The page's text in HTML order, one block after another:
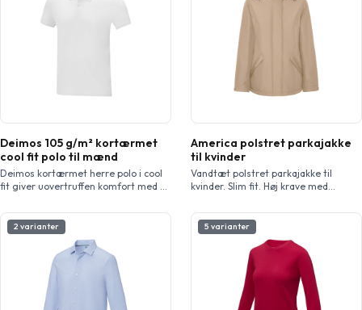
Deimos 105 g/m² kortærmet
cool fit polo til mænd
Deimos kortærmet herre polo i cool
fit giver uovertruffen komfort med sit
Dens cool fit-design sikrer
åndbarhed og fugttransporterende
egenskaber, så du kan holde dig tør
hele dagen. Designet med
funktionalitet for øje forbedrer den
fremadrettede sidesøm og de smalle
flatlock syninger fleksibiliteten og
giver et moderne atletisk look. […]
America polstret parkajakke
til kvinder
Vandtæt polstret parkajakke til
kvinder. Slim fit. Høj krave med
burrebånd lukning. Matchende
central lynlås med flap. Sidelommer
med lynlås og fastsiddende flap.
Indvendig lomme med burrebånd
lukning. Justerbare manchetter med
burrebånd lukning stropper.
Indvendig adgang til forstærkninger
på ryggen og venstre bryst.
2 varianter 5 varianter